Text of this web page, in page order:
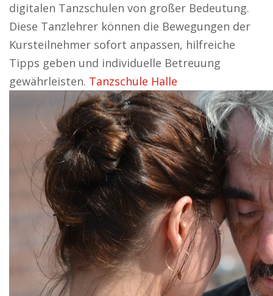
digitalen Tanzschulen von großer Bedeutung.
Diese Tanzlehrer können die Bewegungen der
Kursteilnehmer sofort anpassen, hilfreiche
Tipps geben und individuelle Betreuung
gewährleisten. Tanzschule Halle